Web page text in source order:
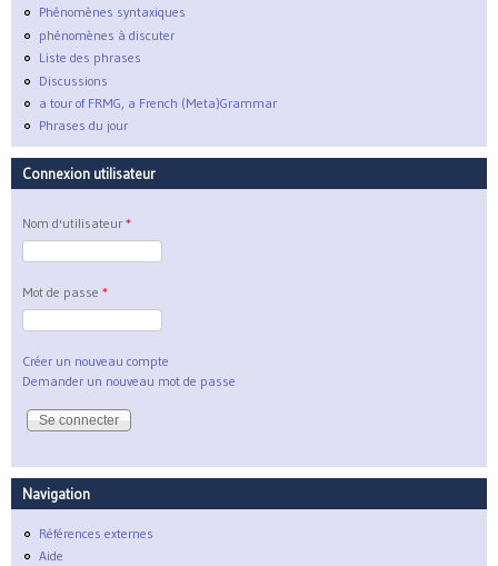
Phénomènes syntaxiques
phénomènes à discuter
Liste des phrases
Discussions
a tour of FRMG, a French (Meta)Grammar
Phrases du jour
Connexion utilisateur
Nom d'utilisateur *
Mot de passe *
Créer un nouveau compte
Demander un nouveau mot de passe
Navigation
Références externes
Aide